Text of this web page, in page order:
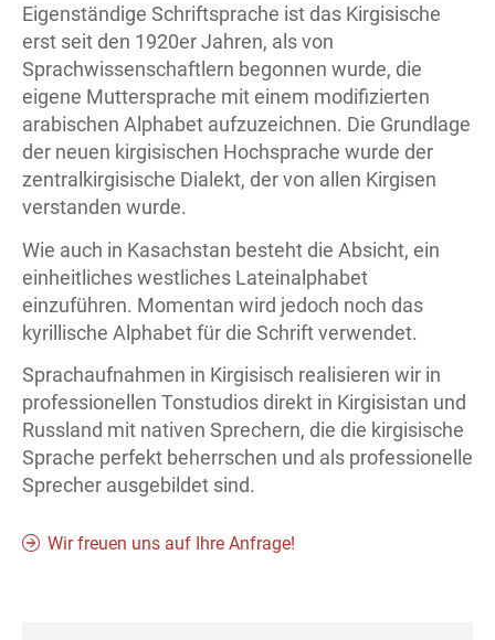
Eigenständige Schriftsprache ist das Kirgisische
erst seit den 1920er Jahren, als von
Sprachwissenschaftlern begonnen wurde, die
eigene Muttersprache mit einem modifizierten
arabischen Alphabet aufzuzeichnen. Die Grundlage
der neuen kirgisischen Hochsprache wurde der
zentralkirgisische Dialekt, der von allen Kirgisen
verstanden wurde.
Wie auch in Kasachstan besteht die Absicht, ein
einheitliches westliches Lateinalphabet
einzuführen. Momentan wird jedoch noch das
kyrillische Alphabet für die Schrift verwendet.
Sprachaufnahmen in Kirgisisch realisieren wir in
professionellen Tonstudios direkt in Kirgisistan und
Russland mit nativen Sprechern, die die kirgisische
Sprache perfekt beherrschen und als professionelle
Sprecher ausgebildet sind.
Wir freuen uns auf Ihre Anfrage!